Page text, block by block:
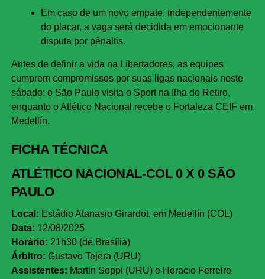
Em caso de um novo empate, independentemente
do placar, a vaga será decidida em emocionante
disputa por pênaltis.
Antes de definir a vida na Libertadores, as equipes
cumprem compromissos por suas ligas nacionais neste
sábado: o São Paulo visita o Sport na Ilha do Retiro,
enquanto o Atlético Nacional recebe o Fortaleza CEIF em
Medellín.
FICHA TÉCNICA
ATLÉTICO NACIONAL-COL 0 X 0 SÃO
PAULO
Local: Estádio Atanasio Girardot, em Medellín (COL)
Data: 12/08/2025
Horário: 21h30 (de Brasília)
Árbitro: Gustavo Tejera (URU)
Assistentes: Martin Soppi (URU) e Horacio Ferreiro